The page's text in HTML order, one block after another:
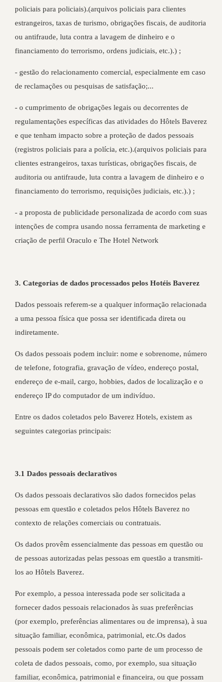
policiais para policiais).(arquivos policiais para clientes
estrangeiros, taxas de turismo, obrigações fiscais, de auditoria
ou antifraude, luta contra a lavagem de dinheiro e o
financiamento do terrorismo, ordens judiciais, etc.).) ;
- gestão do relacionamento comercial, especialmente em caso
de reclamações ou pesquisas de satisfação;...
- o cumprimento de obrigações legais ou decorrentes de
regulamentações específicas das atividades do Hôtels Baverez
e que tenham impacto sobre a proteção de dados pessoais
(registros policiais para a polícia, etc.).(arquivos policiais para
clientes estrangeiros, taxas turísticas, obrigações fiscais, de
auditoria ou antifraude, luta contra a lavagem de dinheiro e o
financiamento do terrorismo, requisições judiciais, etc.).) ;
- a proposta de publicidade personalizada de acordo com suas
intenções de compra usando nossa ferramenta de marketing e
criação de perfil Oraculo e The Hotel Network
3. Categorias de dados processados pelos Hotéis Baverez
Dados pessoais referem-se a qualquer informação relacionada
a uma pessoa física que possa ser identificada direta ou
indiretamente.
Os dados pessoais podem incluir: nome e sobrenome, número
de telefone, fotografia, gravação de vídeo, endereço postal,
endereço de e-mail, cargo, hobbies, dados de localização e o
endereço IP do computador de um indivíduo.
Entre os dados coletados pelo Baverez Hotels, existem as
seguintes categorias principais:
3.1 Dados pessoais declarativos
Os dados pessoais declarativos são dados fornecidos pelas
pessoas em questão e coletados pelos Hôtels Baverez no
contexto de relações comerciais ou contratuais.
Os dados provêm essencialmente das pessoas em questão ou
de pessoas autorizadas pelas pessoas em questão a transmiti-
los ao Hôtels Baverez.
Por exemplo, a pessoa interessada pode ser solicitada a
fornecer dados pessoais relacionados às suas preferências
(por exemplo, preferências alimentares ou de imprensa), à sua
situação familiar, econômica, patrimonial, etc.Os dados
pessoais podem ser coletados como parte de um processo de
coleta de dados pessoais, como, por exemplo, sua situação
familiar, econômica, patrimonial e financeira, ou que possam